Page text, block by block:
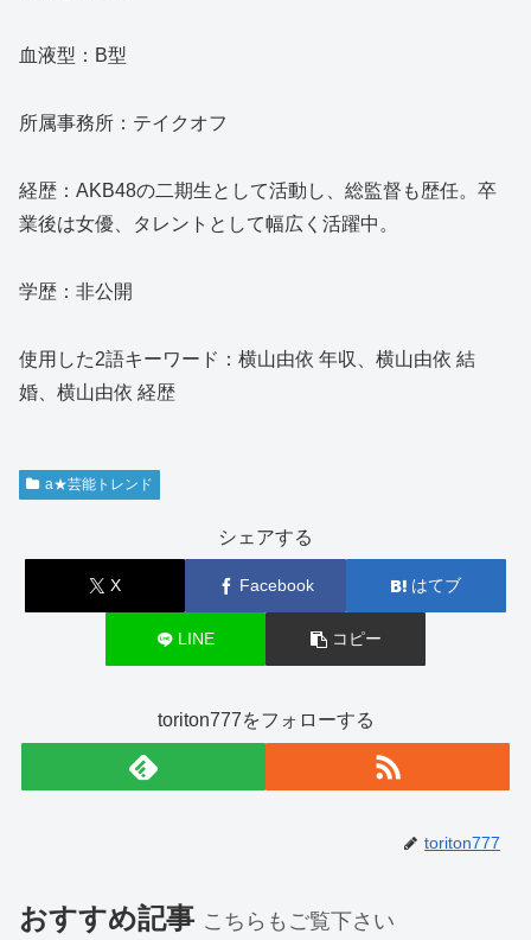
血液型：B型
所属事務所：テイクオフ
経歴：AKB48の二期生として活動し、総監督も歴任。卒
業後は女優、タレントとして幅広く活躍中。
学歴：非公開
使用した2語キーワード：横山由依 年収、横山由依 結
婚、横山由依 経歴
a★芸能トレンド
シェアする
X Facebook はてブ
LINE コピー
toriton777をフォローする
toriton777
おすすめ記事 こちらもご覧下さい